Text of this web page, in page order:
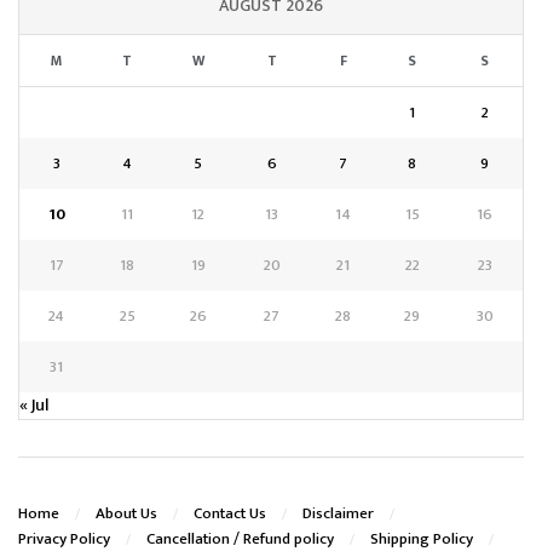
M T W T F S S
1
2
3
4 5 6 7 8
9
10
11 12 13 14 15
16
17
18 19 20 21 22
23
24
25 26 27 28 29
30
31
« Jul
Home About Us Contact Us
Disclaimer
Privacy Policy
Cancellation / Refund policy
Shipping Policy